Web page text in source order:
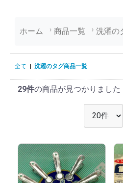
ホーム 商品一覧 洗濯の
洗濯のタグ商品一
全て 洗濯のタグ商品一覧
29件の商品が見つかりました